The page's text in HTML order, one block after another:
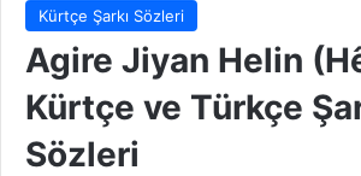
Kürtçe Şarkı Sözleri
Agire Jiyan Helin
Kürtçe ve Türkçe
Sözleri